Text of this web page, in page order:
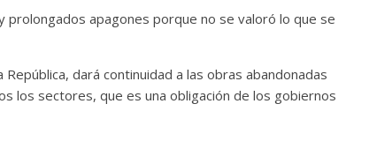
apagones porque no se valoró lo que se
dará continuidad a las obras abandonadas
los sectores, que es una obligación de los gobiernos